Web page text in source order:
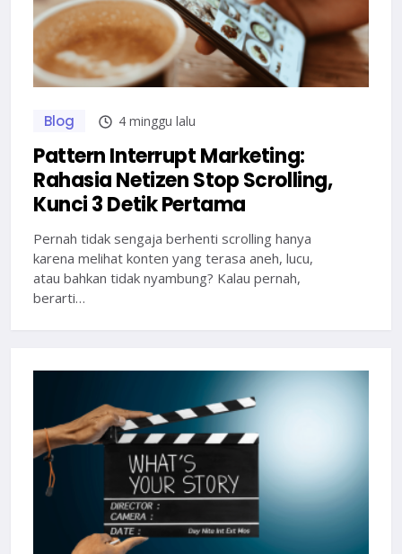
Blog 4 minggu lalu
Pattern Interrupt Marketing:
Rahasia Netizen Stop Scrolling,
Kunci 3 Detik Pertama
Pernah tidak sengaja berhenti scrolling hanya
karena melihat konten yang terasa aneh, lucu,
atau bahkan tidak nyambung? Kalau pernah,
berarti…